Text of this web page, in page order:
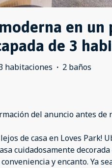
en un
de 3
habitaciones · 2 baños
del anuncio antes de
de casa en Loves Park!
cuidadosamente
y encanto. Ya